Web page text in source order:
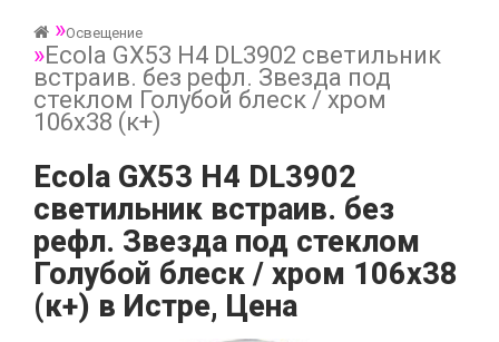
Освещение
Ecola GX53 H4 DL3902 светильник
встраив. без рефл. Звезда под
стеклом Голубой блеск / хром
106х38 (к+)
Ecola GX53 H4 DL3902
светильник встраив. без
рефл. Звезда под стеклом
Голубой блеск / хром 106х38
(к+) в Истре, Цена